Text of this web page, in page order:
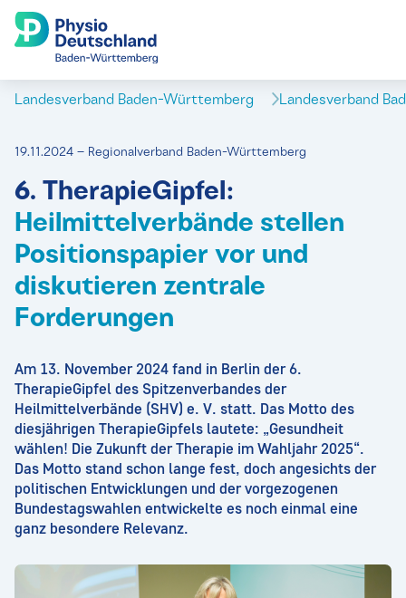
Landesverband Baden-Württemberg Landesverband
19.11.2024 – Regionalverband Baden-Württemberg
6. TherapieGipfel:
Heilmittelverbände stellen
Positionspapier vor und
diskutieren zentrale
Forderungen
Am 13. November 2024 fand in Berlin der 6.
TherapieGipfel des Spitzenverbandes der
Heilmittelverbände (SHV) e. V. statt. Das Motto des
diesjährigen TherapieGipfels lautete: „Gesundheit
wählen! Die Zukunft der Therapie im Wahljahr 2025“.
Das Motto stand schon lange fest, doch angesichts der
politischen Entwicklungen und der vorgezogenen
Bundestagswahlen entwickelte es noch einmal eine
ganz besondere Relevanz.